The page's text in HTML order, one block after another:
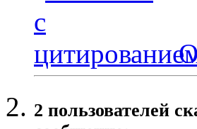
2 пользователей